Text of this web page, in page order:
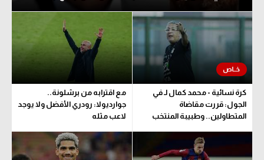
كرة نسائية - محمد كمال لـ في
الجول: قررت مقاضاة
المتطاولين.. وطبيبة المنتخب
مع اقترابه من برشلونة..
جوارديولا: رودري الأفضل ولا يوجد
لاعب مثله